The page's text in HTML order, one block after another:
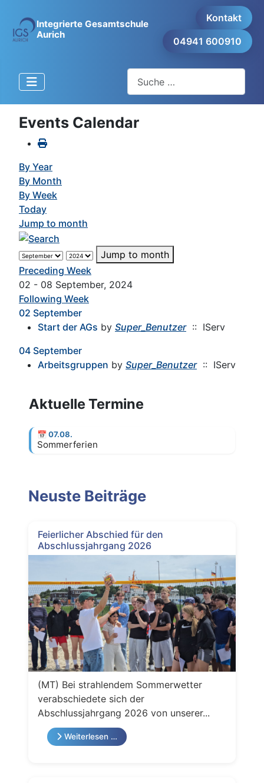
Integrierte Gesamtschule
Aurich
Kontakt
04941 600910
Events Calendar
By Year
By Month
By Week
Today
Jump to month
Jump to month
Preceding Week
02 - 08 September, 2024
Following Week
02 September
Start der AGs by Super_Benutzer:: IServ
04 September
Arbeitsgruppen by Super_Benutzer:: IServ
Aktuelle Termine
📅 07.08.
Sommerferien
Neuste Beiträge
Feierlicher Abschied für den
Abschlussjahrgang 2026
(MT) Bei strahlendem Sommerwetter
verabschiedete sich der
Abschlussjahrgang 2026 von unserer...
Weiterlesen …